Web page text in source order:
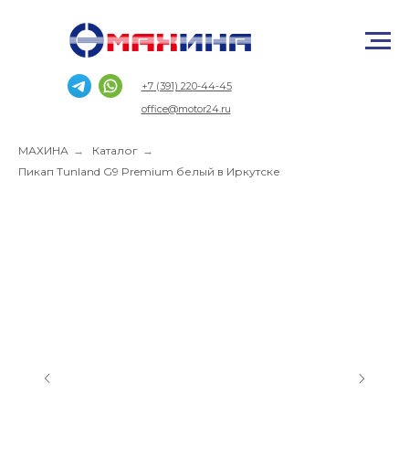
+7 (391) 220-44-45
office@motor24.ru
МАХИНА → Каталог →
Пикап Tunland G9 Premium белый в Иркутске